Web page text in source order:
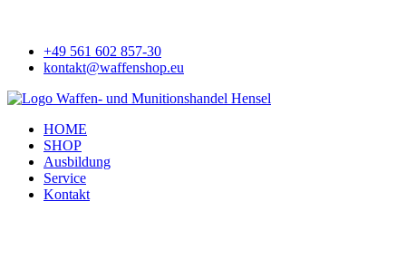
+49 561 602 857-30
kontakt@waffenshop.eu
HOME
SHOP
Ausbildung
Service
Kontakt